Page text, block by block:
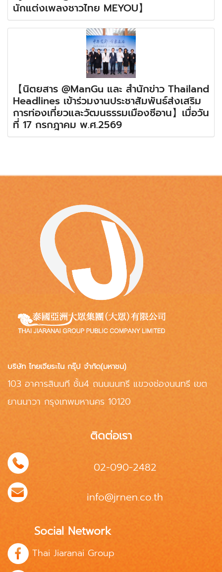
นักแต่งเพลงชาวไทย MEYOU】
【นิตยสาร @ManGu และ สำนักข่าว Thailand
Headlines เข้าร่วมงานประชาสัมพันธ์ส่งเสริม
การท่องเที่ยวและวัฒนธรรมเมืองซีอาน】เมื่อวัน
ที่ 17 กรกฎาคม พ.ศ.2569
บริษัท ไทยเจียระไน กรุ๊ป จำกัด(มหาชน)
103 อาคารสินนที ชั้น4 ถนนนนทรี แขวงช่องนนทรี เขต
ยานนาวา กรุงเทพมหานคร 10120
ติดต่อเรา
02-090-2482
info@jrnen.co.th
Social Network
Thai Jiaranai Group